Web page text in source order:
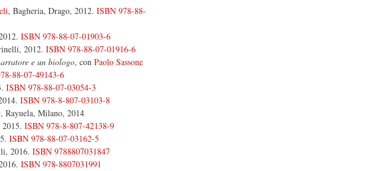
, Bagheria, Drago, 2012. ISBN 978-88-
ISBN 978-88-07-01903-6
2012. ISBN 978-88-07-01916-6
e un biologo, con Paolo Sassone
88-07-49143-6
ISBN 978-88-07-03054-3
ISBN 978-8-807-03103-8
, Rayuela, Milano, 2014
ISBN 978-8-807-42138-9
ISBN 978-88-07-03162-5
2016. ISBN 9788807031847
ISBN 978-8807031991